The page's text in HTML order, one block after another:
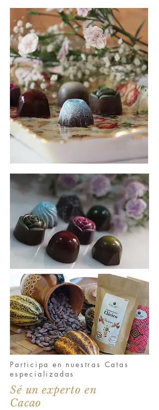
Participa en nuestras Catas
especializadas
Sé un experto en
Cacao